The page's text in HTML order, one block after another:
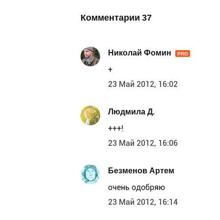
Комментарии 37
Николай Фомин PRO
+
23 Май 2012, 16:02
Людмила Д.
+++!
23 Май 2012, 16:06
Безменов Артем
очень одобряю
23 Май 2012, 16:14